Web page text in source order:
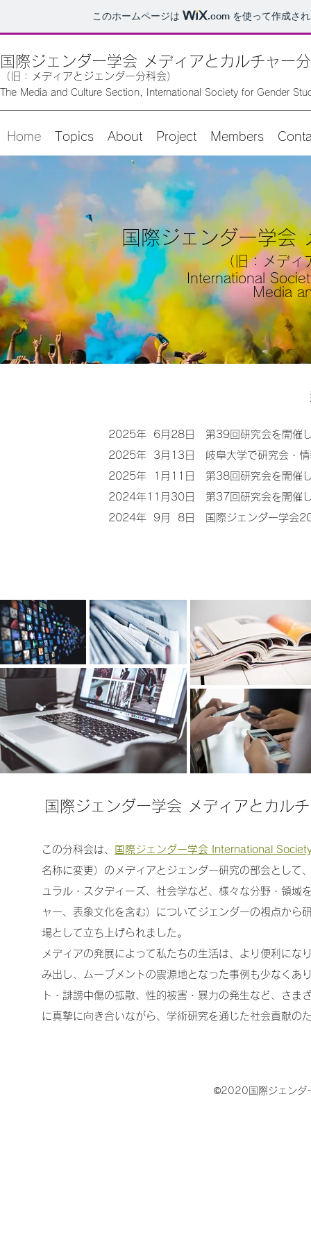
このホームページは .com を使って作成さ
国際ジェンダー学会 メディアとカルチャー
（旧：メディアとジェンダー分科会）
The Media and Culture Section, International Society for Gender
Home Topics About Project Members
国際ジェンダー学会
（旧：メディ
International
Media
2025年 6月28日 第39回研究会を開催
2025年 3月13日 岐阜大学で研究会・情
2025年 1月11日 第38回研究会を開催
2024年11月30日 第37回研究会を開催
2024年 9月 8日 国際ジェンダー学会
国際ジェンダー学会 メディアとカル
この分科会は、
国際ジェンダー学会 International
名称に変更）のメディアとジェンダー研究の部会として
ュラル・スタディーズ、社会学など、様々な分野・領
ャー、表象文化を含む）についてジェンダーの視点から
場として立ち上げられました。
メディアの発展によって私たちの生活は、より便利に
み出し、ムーブメントの震源地となった事例も少なくあ
ト・誹謗中傷の拡散、性的被害・暴力の発生など、さ
に真摯に向き合いながら、学術研究を通じた社会貢献の
©2020国際ジェンダ